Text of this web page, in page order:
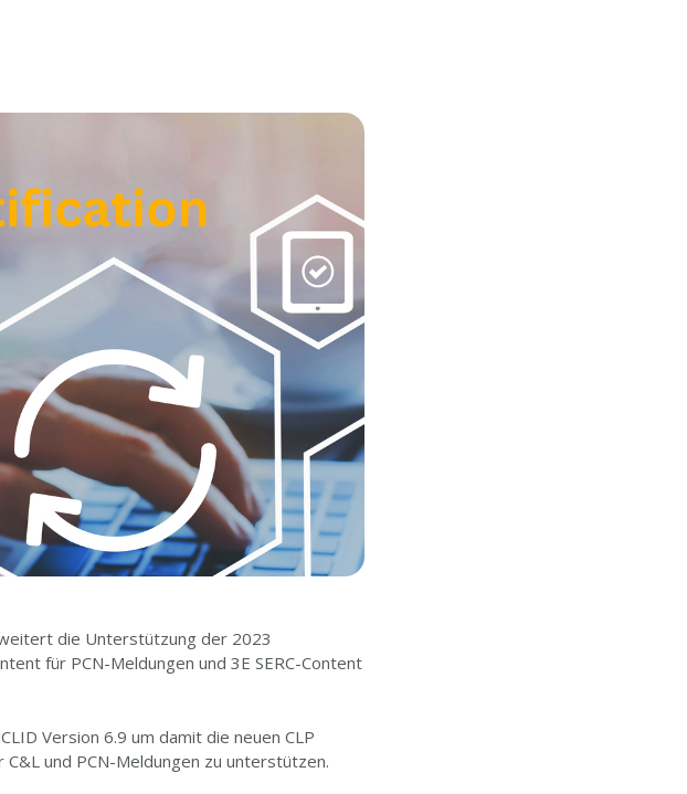
die Unterstützung der 2023
für PCN-Meldungen und 3E SERC-Content
Version 6.9 um damit die neuen CLP
und PCN-Meldungen zu unterstützen.